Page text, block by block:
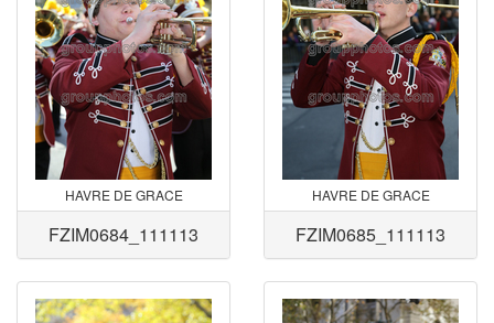
HAVRE DE GRACE
FZIM0684_111113
HAVRE DE GRACE
FZIM0685_111113